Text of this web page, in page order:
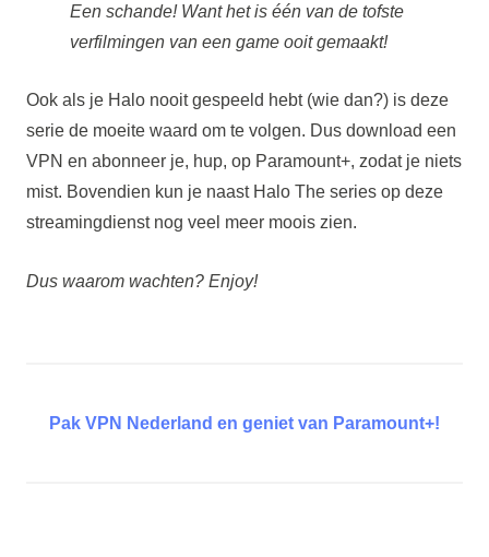
Een schande! Want het is één van de tofste
verfilmingen van een game ooit gemaakt!
Ook als je Halo nooit gespeeld hebt (wie dan?) is deze
serie de moeite waard om te volgen. Dus download een
VPN en abonneer je, hup, op Paramount+, zodat je niets
mist. Bovendien kun je naast Halo The series op deze
streamingdienst nog veel meer moois zien.
Dus waarom wachten? Enjoy!
Pak VPN Nederland en geniet van Paramount+!